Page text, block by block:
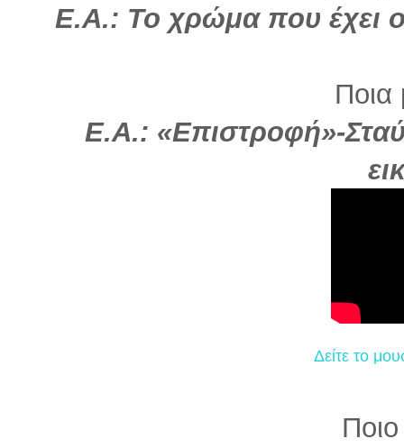
Ε.Α.: Το χρώμα που έχει
Ποια
Ε.Α.: «Επιστροφή»-
Δείτε το